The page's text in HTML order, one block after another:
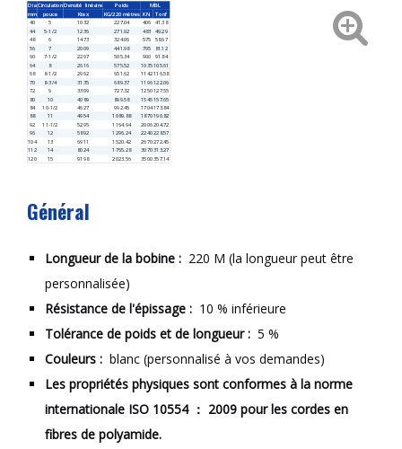
DiaCirculationDensité linéaire Poids
MBL
mm
pouce Ktex KG/220 mètres KN
Tonf
40
5 1032 227.04 406 41.38
44 5-1/2 1236 271.92 483 49.29
48 6 1473 324.06 575
58.67
56
7 2009 441.98 795
81.12
60
7-1/2 2297 505.34 900
91.84
64
8 2616 575.52 1035105.61
68
8-1/2 2962 651.62 1142116.58
70
8-3/4 3135 689.37 1196122.06
72
9 3309 727.32 1250127.55
80
10 4089 899.58 1545157.65
84
10-1/2 4627 992.45 1704173.84
88
11 4954 1089.88 1870190.82
92
11-1/2 5295 1164.94 2006204.72
96
12 5892 1296.24 2240228.57
104
13 6911 1520.42 2670272.45
112
14 8024 1765.28 3070313.27
120
15 9198 2023.56 3500357.14
Général
Longueur de la bobine : 220 M (la longueur peut être
personnalisée)
Résistance de l'épissage : 10 % inférieure
Tolérance de poids et de longueur : 5 %
Couleurs : blanc (personnalisé à vos demandes)
Les propriétés physiques sont conformes à la norme
internationale ISO 10554 ： 2009 pour les cordes en
fibres de polyamide.